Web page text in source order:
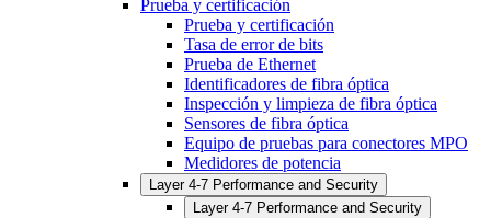
Prueba y certificación
Prueba y certificación
Tasa de error de bits
Prueba de Ethernet
Identificadores de fibra óptica
Inspección y limpieza de fibra óptica
Sensores de fibra óptica
Equipo de pruebas para conectores MPO
Medidores de potencia
Layer 4-7 Performance and Security
Layer 4-7 Performance and Security